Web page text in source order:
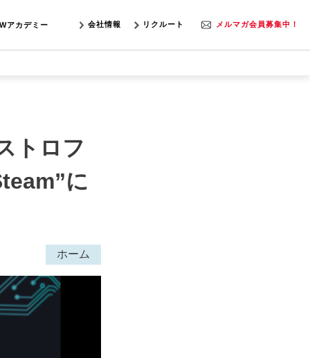
アカデミー 会社情報 リクルート メルマガ会員募集中！
トロフ
に
ホーム